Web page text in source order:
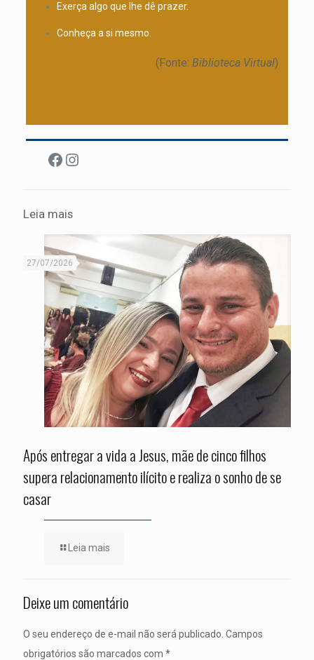
Exerça algo que lhe dê prazer.
Conheça a si mesmo.
(Fonte:Biblioteca Virtual)
Facebook
Instagram
Leia mais
27/07/2026
Após entregar a vida a Jesus, mãe de cinco filhos
supera relacionamento ilícito e realiza o sonho de se
casar
Leia mais
Deixe um comentário
O seu endereço de e-mail não será publicado. Campos
obrigatórios são marcados com *